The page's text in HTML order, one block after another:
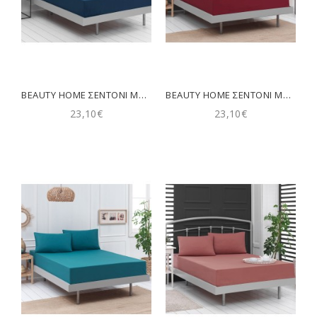
BEAUTY HOME ΣΕΝΤΌΝΙ ΜΟΝΌ ΜΟΝΌΧΡΩΜΟ ΜΕ ΛΆΣΤΙΧΟ ART 1999 110X200+30 ΜΠΛΕ
23,10€
BEAUTY HOME ΣΕΝΤΌΝΙ ΜΟΝΌ ΜΟΝΌΧΡΩΜΟ ΜΕ ΛΆΣΤΙΧΟ ART 1999 110X200+30 ΜΠΟΡΝΤΌ
23,10€